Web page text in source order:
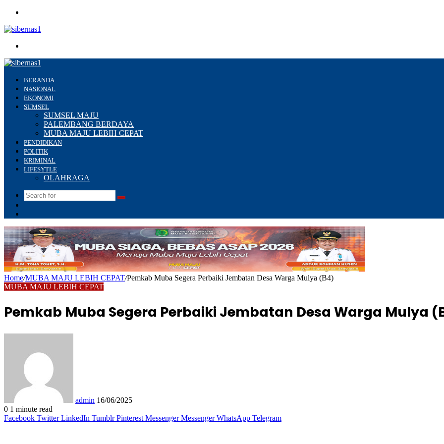
BERANDA
NASIONAL
EKONOMI
SUMSEL
SUMSEL MAJU
PALEMBANG BERDAYA
MUBA MAJU LEBIH CEPAT
PENDIDIKAN
POLITIK
KRIMINAL
LIFESYTLE
OLAHRAGA
Search
Home/MUBA MAJU LEBIH CEPAT/Pemkab Muba Segera Perbaiki Jembatan Desa Warga Mulya (B4)
MUBA MAJU LEBIH CEPAT
Pemkab Muba Segera Perbaiki Jembatan Desa Warga Mulya
admin 16/06/2025
0 1 minute read
Facebook Twitter LinkedIn Tumblr Pinterest Messenger Messenger WhatsApp Telegram